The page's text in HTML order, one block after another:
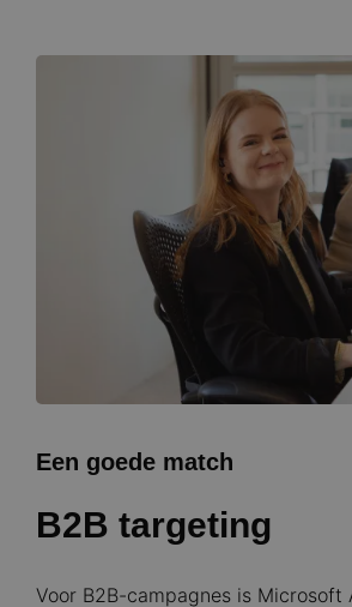
Een goede match
B2B targeting
Voor B2B-campagnes is Microsoft